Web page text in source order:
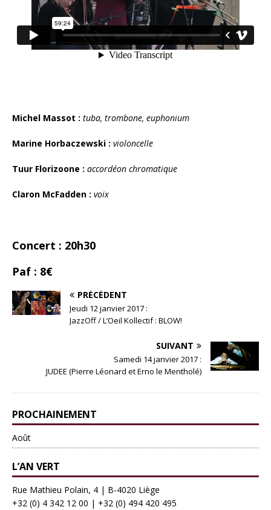
Michel Massot : tuba, trombone, euphonium
Marine Horbaczewski : violoncelle
Tuur Florizoone : accordéon chromatique
Claron McFadden : voix
Concert : 20h30
Paf : 8€
PRÉCÉDENT
Jeudi 12 janvier 2017 :
JazzOff / L’Oeil Kollectif : BLOW!
SUIVANT
Samedi 14 janvier 2017 :
JUDEE (Pierre Léonard et Erno le Mentholé)
PROCHAINEMENT
Août
L’AN VERT
Rue Mathieu Polain, 4 | B-4020 Liège
+32 (0) 4 342 12 00 | +32 (0) 494 420 495